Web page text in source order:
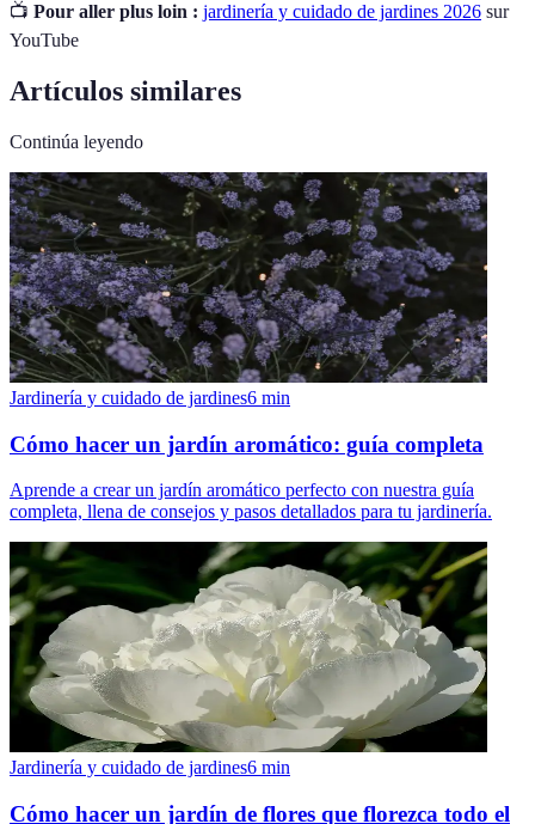
📺 Pour aller plus loin : jardinería y cuidado de jardines 2026 sur
YouTube
Artículos similares
Continúa leyendo
Jardinería y cuidado de jardines6 min
Cómo hacer un jardín aromático: guía completa
Aprende a crear un jardín aromático perfecto con nuestra guía
completa, llena de consejos y pasos detallados para tu jardinería.
Jardinería y cuidado de jardines6 min
Cómo hacer un jardín de flores que florezca todo el